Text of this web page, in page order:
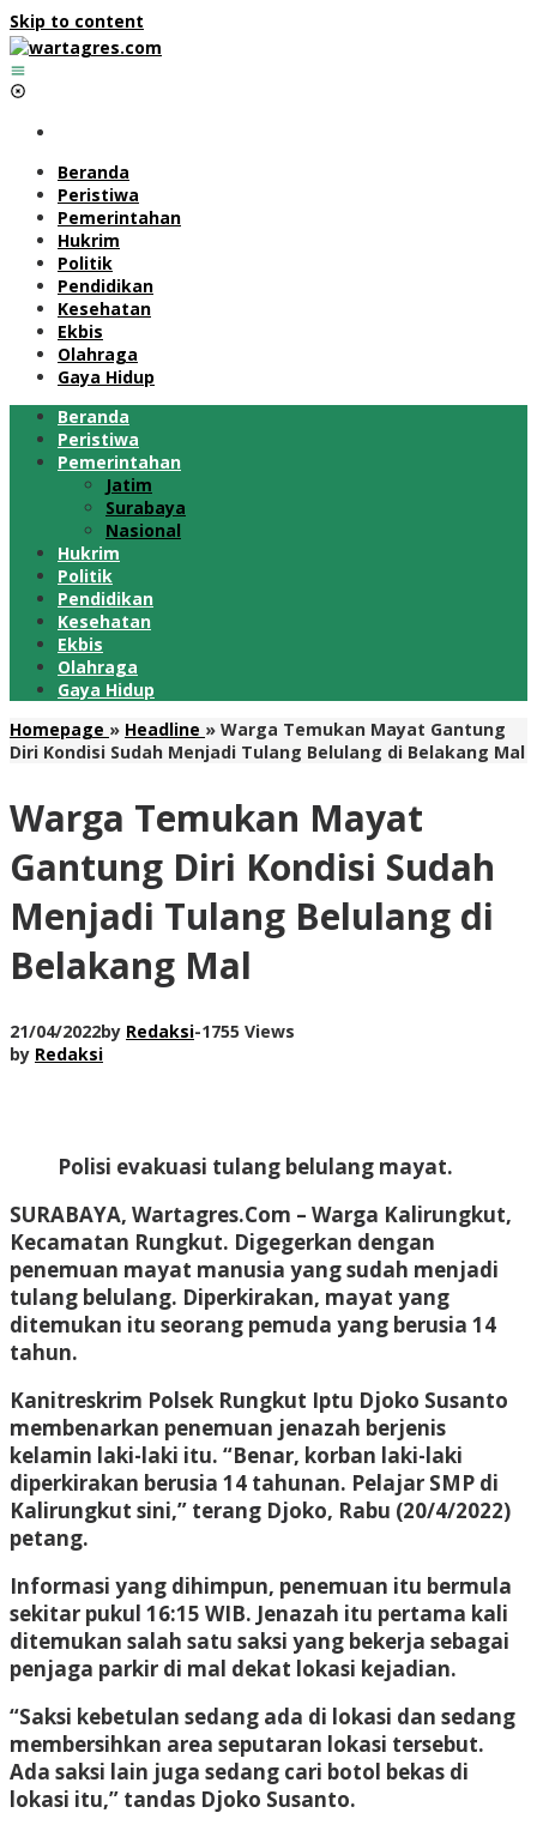
Skip to content
Beranda
Peristiwa
Pemerintahan
Hukrim
Politik
Pendidikan
Kesehatan
Ekbis
Olahraga
Gaya Hidup
Beranda
Peristiwa
Pemerintahan
Jatim
Surabaya
Nasional
Hukrim
Politik
Pendidikan
Kesehatan
Ekbis
Olahraga
Gaya Hidup
Homepage » Headline » Warga Temukan Mayat Gantung
Diri Kondisi Sudah Menjadi Tulang Belulang di Belakang Mal
Warga Temukan Mayat
Gantung Diri Kondisi Sudah
Menjadi Tulang Belulang di
Belakang Mal
21/04/2022by Redaksi-1755 Views
by Redaksi
Polisi evakuasi tulang belulang mayat.
SURABAYA, Wartagres.Com – Warga Kalirungkut,
Kecamatan Rungkut. Digegerkan dengan
penemuan mayat manusia yang sudah menjadi
tulang belulang. Diperkirakan, mayat yang
ditemukan itu seorang pemuda yang berusia 14
tahun.
Kanitreskrim Polsek Rungkut Iptu Djoko Susanto
membenarkan penemuan jenazah berjenis
kelamin laki-laki itu. “Benar, korban laki-laki
diperkirakan berusia 14 tahunan. Pelajar SMP di
Kalirungkut sini,” terang Djoko, Rabu (20/4/2022)
petang.
Informasi yang dihimpun, penemuan itu bermula
sekitar pukul 16:15 WIB. Jenazah itu pertama kali
ditemukan salah satu saksi yang bekerja sebagai
penjaga parkir di mal dekat lokasi kejadian.
“Saksi kebetulan sedang ada di lokasi dan sedang
membersihkan area seputaran lokasi tersebut.
Ada saksi lain juga sedang cari botol bekas di
lokasi itu,” tandas Djoko Susanto.